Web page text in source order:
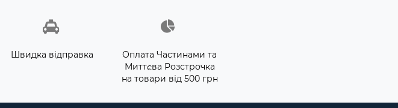
Швидка відправка
Оплата Частинами та
Миттєва Розстрочка
на товари від 500 грн